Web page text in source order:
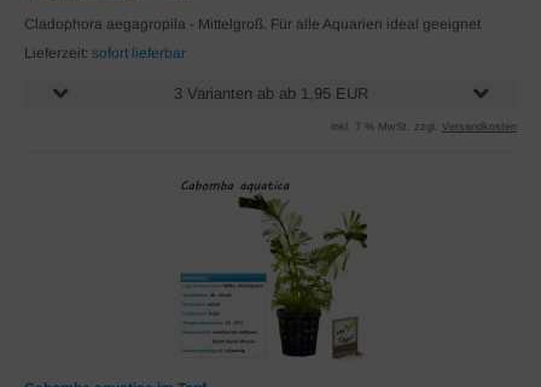
Cladophora aegagropila - Mittelgroß. Für alle Aquarien ideal geeignet
Lieferzeit: sofort lieferbar
3 Varianten ab ab 1,95 EUR
inkl. 7 % MwSt. zzgl. Versandkosten